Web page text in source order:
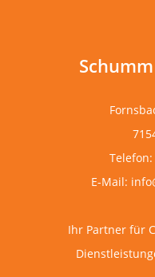
Telefon:
E-Mail:
Ihr Partner für